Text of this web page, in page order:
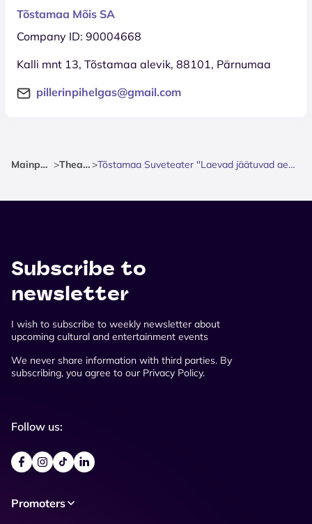
Tõstamaa Mõis SA
Company ID: 90004668
Kalli mnt 13, Tõstamaa alevik, 88101, Pärnumaa
pillerinpihelgas@gmail.com
Mainpage > Theatre > Tõstamaa Suveteater ''Laevad jäätuvad aeglaselt''
Subscribe to
newsletter
I wish to subscribe to weekly newsletter about
upcoming cultural and entertainment events
We never share information with third parties. By
subscribing, you agree to our Privacy Policy.
Follow us:
Promoters